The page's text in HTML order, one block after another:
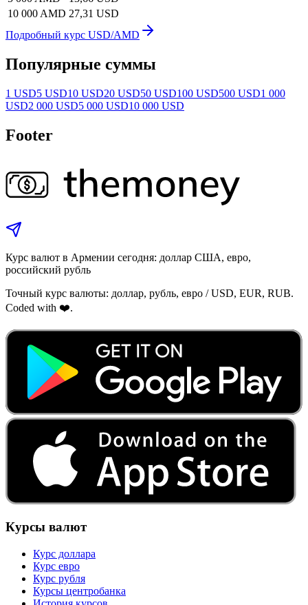
10 000 AMD 27,31 USD
Подробный курс USD/AMD
Популярные суммы
1 USD5 USD10 USD20 USD50 USD100 USD500 USD1 000
USD2 000 USD5 000 USD10 000 USD
Footer
Курс валют в Армении сегодня: доллар США, евро,
российский рубль
Точный курс валюты: доллар, рубль, евро / USD, EUR, RUB.
Coded with ❤️.
Курсы валют
Курс доллара
Курс евро
Курс рубля
Курсы центробанка